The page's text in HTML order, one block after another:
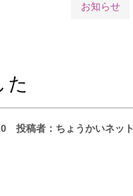
お知らせ
た
投稿者：ちょうかいネット